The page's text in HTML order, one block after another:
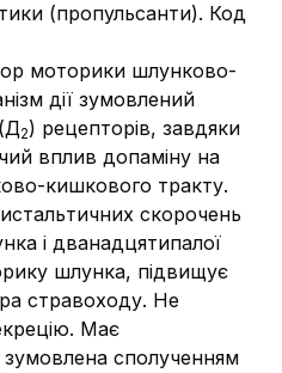
(пропульсанти). Код
моторики шлунково-
дії зумовлений
2) рецепторів, завдяки
вплив допаміну на
кишкового тракту.
скорочень
і дванадцятипалої
шлунка, підвищує
стравоходу. Не
Має
сполученням